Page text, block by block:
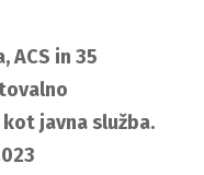
ACS in 35
javna služba.